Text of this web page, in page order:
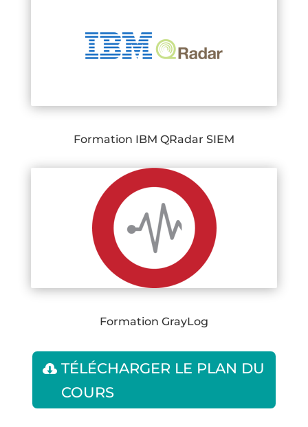
Formation IBM QRadar SIEM
Formation GrayLog
TÉLÉCHARGER LE PLAN DU
COURS